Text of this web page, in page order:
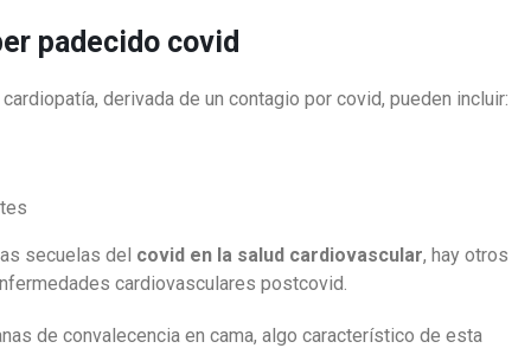
padecido covid
derivada de un contagio por covid, pueden incluir:
secuelas del covid en la salud cardiovascular, hay otros
cardiovasculares postcovid.
de convalecencia en cama, algo característico de esta